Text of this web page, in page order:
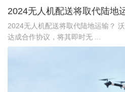
2024无人机配送将取代陆地
2024无人机配送将取代陆地运输？
达成合作协议，将其即时无 ...